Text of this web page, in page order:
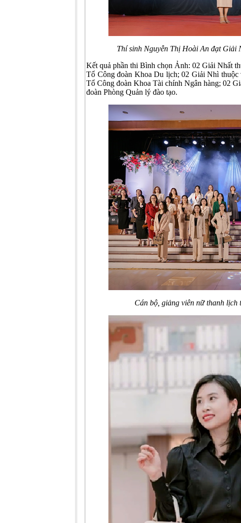
Thí sinh Nguyễn Thị Hoài An đạt Giải
Kết quả phần thi Bình chọn Ảnh: 02 Giải Nhất
Tổ Công đoàn Khoa Du lịch; 02 Giải Nhì
Tổ Công đoàn Khoa Tài chính Ngân hàng; 02
đoàn Phòng Quản lý đào tạo.
Cán bộ, giảng viên nữ thanh